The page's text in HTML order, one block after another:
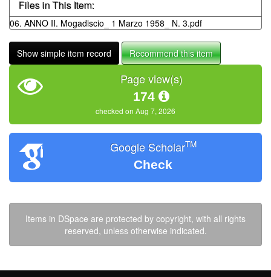
Files in This Item:
06. ANNO II. Mogadiscio_ 1 Marzo 1958_ N. 3.pdf
Show simple item record Recommend this item
Page view(s)
174
checked on Aug 7, 2026
Google ScholarTM
Check
Items in DSpace are protected by copyright, with all rights
reserved, unless otherwise indicated.